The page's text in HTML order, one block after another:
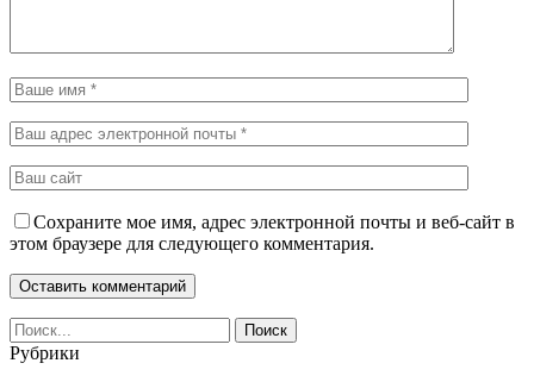
Сохраните мое имя, адрес электронной почты и веб-сайт в
этом браузере для следующего комментария.
Рубрики